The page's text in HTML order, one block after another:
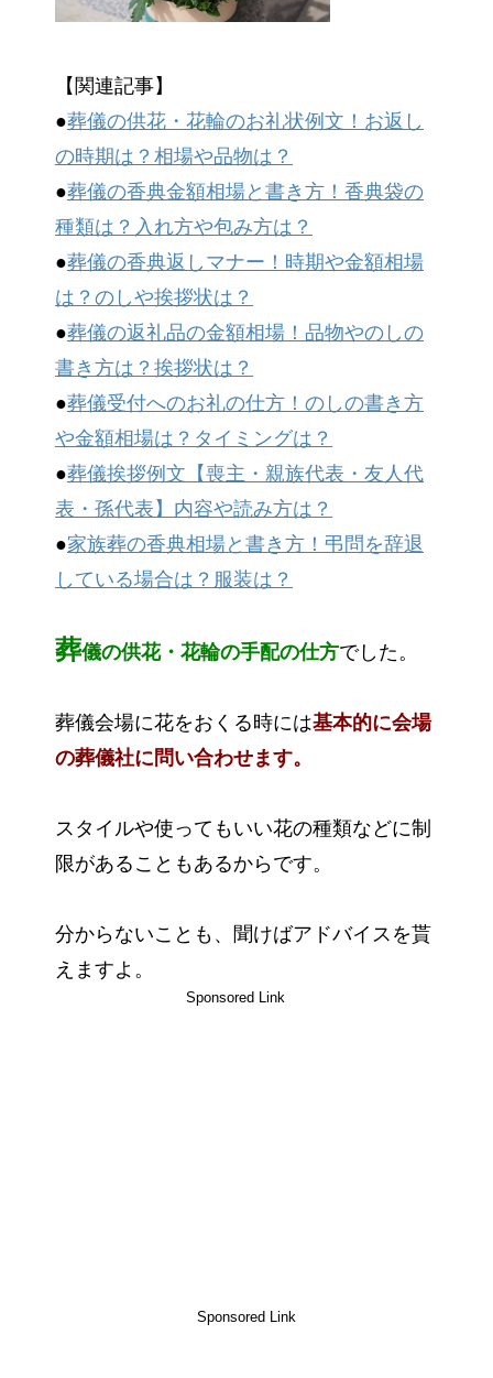
【関連記事】
●葬儀の供花・花輪のお礼状例文！お返し
の時期は？相場や品物は？
●葬儀の香典金額相場と書き方！香典袋の
種類は？入れ方や包み方は？
●葬儀の香典返しマナー！時期や金額相場
は？のしや挨拶状は？
●葬儀の返礼品の金額相場！品物やのしの
書き方は？挨拶状は？
●葬儀受付へのお礼の仕方！のしの書き方
や金額相場は？タイミングは？
●葬儀挨拶例文【喪主・親族代表・友人代
表・孫代表】内容や読み方は？
●家族葬の香典相場と書き方！弔問を辞退
している場合は？服装は？
葬儀の供花・花輪の手配の仕方でした。
葬儀会場に花をおくる時には基本的に会場
の葬儀社に問い合わせます。
スタイルや使ってもいい花の種類などに制
限があることもあるからです。
分からないことも、聞けばアドバイスを貰
えますよ。
Sponsored Link
Sponsored Link